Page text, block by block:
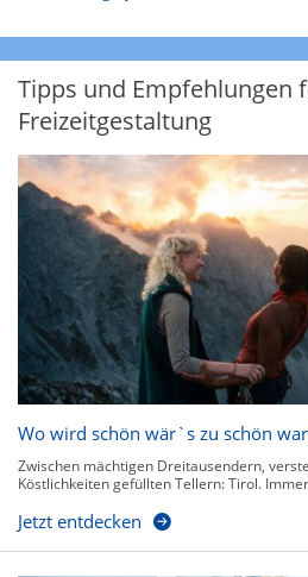
Tipps und Empfehlungen
Freizeitgestaltung
Wo wird schön wär`s zu schön
Zwischen mächtigen Dreitausendern,
Köstlichkeiten gefüllten Tellern: Tirol.
Jetzt entdecken